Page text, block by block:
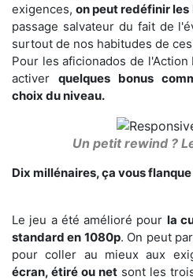
exigences,on peut redéfinir
passage salvateur du fait de
surtout de nos habitudes de
Pour les aficionados de
activer quelques bonus
choix du niveau.
Un petit rewind ?
Dix millénaires, ça vous
Le jeu a été amélioré pour la
standard en 1080p. On peut
pour coller au mieux aux
écran, étiré ou net sont les